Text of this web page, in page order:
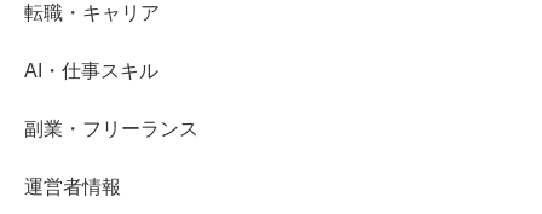
転職・キャリア
AI・仕事スキル
副業・フリーランス
運営者情報